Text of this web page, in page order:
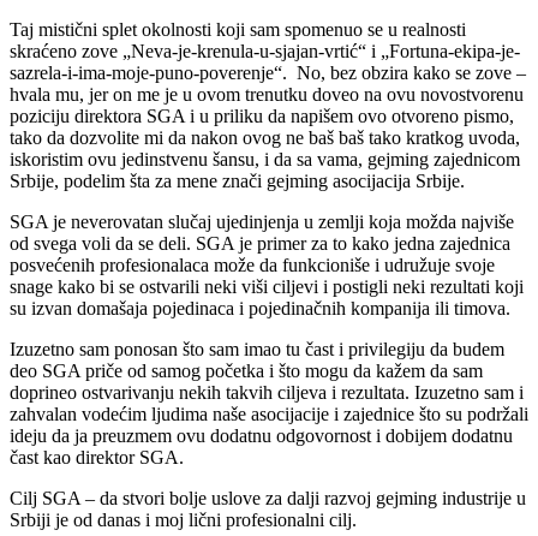
Taj mistični splet okolnosti koji sam spomenuo se u realnosti
skraćeno zove „Neva-je-krenula-u-sjajan-vrtić“ i „Fortuna-ekipa-je-
sazrela-i-ima-moje-puno-poverenje“. No, bez obzira kako se zove –
hvala mu, jer on me je u ovom trenutku doveo na ovu novostvorenu
poziciju direktora SGA i u priliku da napišem ovo otvoreno pismo,
tako da dozvolite mi da nakon ovog ne baš baš tako kratkog uvoda,
iskoristim ovu jedinstvenu šansu, i da sa vama, gejming zajednicom
Srbije, podelim šta za mene znači gejming asocijacija Srbije.
SGA je neverovatan slučaj ujedinjenja u zemlji koja možda najviše
od svega voli da se deli. SGA je primer za to kako jedna zajednica
posvećenih profesionalaca može da funkcioniše i udružuje svoje
snage kako bi se ostvarili neki viši ciljevi i postigli neki rezultati koji
su izvan domašaja pojedinaca i pojedinačnih kompanija ili timova.
Izuzetno sam ponosan što sam imao tu čast i privilegiju da budem
deo SGA priče od samog početka i što mogu da kažem da sam
doprineo ostvarivanju nekih takvih ciljeva i rezultata. Izuzetno sam i
zahvalan vodećim ljudima naše asocijacije i zajednice što su podržali
ideju da ja preuzmem ovu dodatnu odgovornost i dobijem dodatnu
čast kao direktor SGA.
Cilj SGA – da stvori bolje uslove za dalji razvoj gejming industrije u
Srbiji je od danas i moj lični profesionalni cilj.